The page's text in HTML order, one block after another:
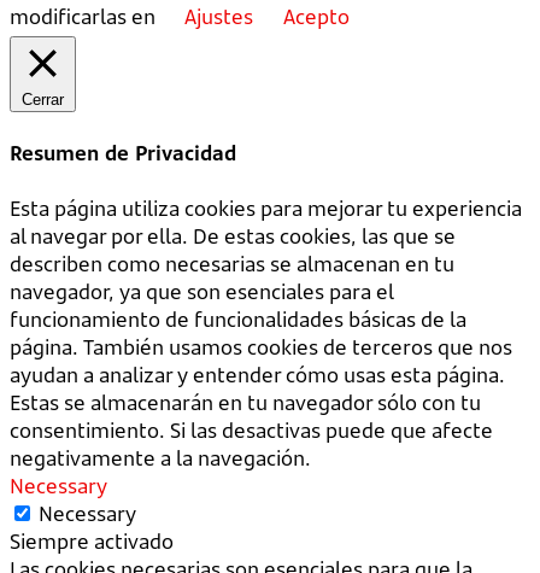
modificarlas en
Ajustes Acepto
Cerrar
Resumen de Privacidad
Esta página utiliza cookies para mejorar tu experiencia
al navegar por ella. De estas cookies, las que se
describen como necesarias se almacenan en tu
navegador, ya que son esenciales para el
funcionamiento de funcionalidades básicas de la
página. También usamos cookies de terceros que nos
ayudan a analizar y entender cómo usas esta página.
Estas se almacenarán en tu navegador sólo con tu
consentimiento. Si las desactivas puede que afecte
negativamente a la navegación.
Necessary
Necessary
Siempre activado